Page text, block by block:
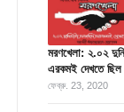
মরণখেলা: ২.০২
এরকমই দেখতে ছিল
ফেব্রু. 23, 2020